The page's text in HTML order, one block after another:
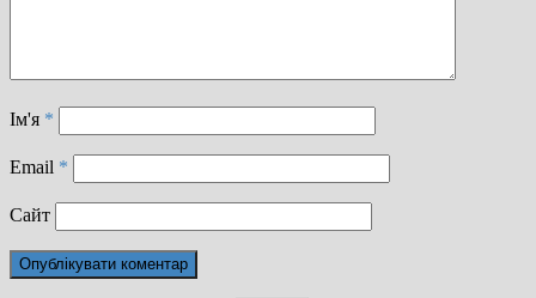
Ім'я *
Email *
Сайт